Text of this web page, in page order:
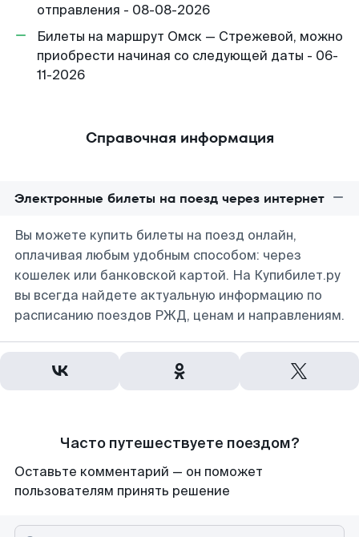
отправления - 08-08-2026
Билеты на маршрут Омск — Стрежевой, можно
приобрести начиная со следующей даты - 06-
11-2026
Справочная информация
Электронные билеты на поезд через интернет
Вы можете купить билеты на поезд онлайн,
оплачивая любым удобным способом: через
кошелек или банковской картой. На Купибилет.ру
вы всегда найдете актуальную информацию по
расписанию поездов РЖД, ценам и направлениям.
Часто путешествуете поездом?
Оставьте комментарий — он поможет
пользователям принять решение